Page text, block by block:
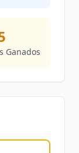
Ganados